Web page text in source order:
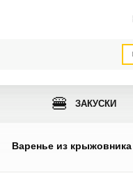
🍔 ЗАКУСКИ
Варенье из крыжовника